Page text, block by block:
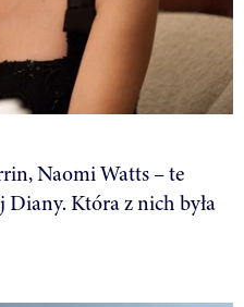
Naomi Watts – te
Diany. Która z nich była